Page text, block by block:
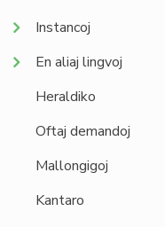
Instancoj
En aliaj lingvoj
Heraldiko
Oftaj demandoj
Mallongigoj
Kantaro